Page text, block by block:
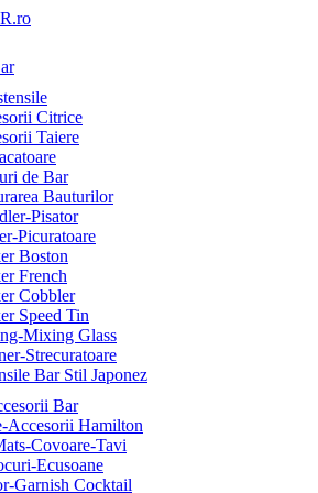
Citrice
Taiere
de Bar
Bauturilor
Pisator
Picuratoare
Boston
French
Cobbler
Speed Tin
Mixing Glass
Strecuratoare
Bar Stil Japonez
Bar
Accesorii Hamilton
Covoare-Tavi
Ecusoane
Garnish Cocktail